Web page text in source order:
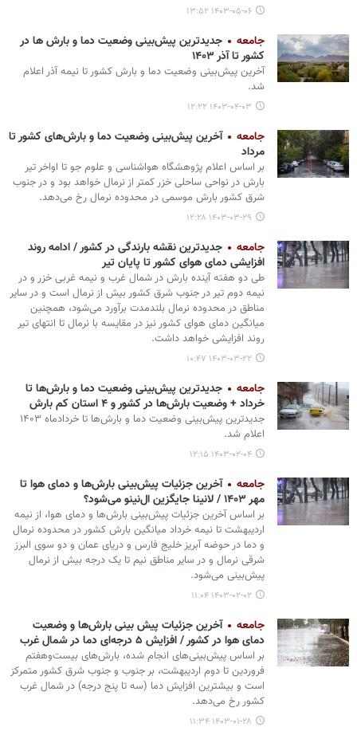
۱۴۰۳-۰۵-۰۶ ۱۳:۵۲
جامعه
جدیدترین پیش‌بینی وضعیت دما و بارش ها در
کشور تا آذر ۱۴۰۳
آخرین پیش‌بینی وضعیت دما و بارش کشور تا نیمه آذر اعلام
شد.
۱۴۰۳-۰۴-۰۳ ۱۲:۲۲
جامعه
آخرین پیش‌بینی وضعیت دما و بارش‌های کشور تا
مرداد
بر اساس اعلام پژوهشگاه هواشناسی و علوم جو تا اواخر تیر
بارش در نواحی ساحلی خزر کمتر از نرمال خواهد بود و در جنوب
شرق کشور بارش موسمی در محدوده نرمال رخ می‌دهد.
۱۴۰۳-۰۳-۲۹ ۱۲:۲۸
جامعه
جدیدترین نقشه بارندگی در کشور / ادامه روند
افزایشی دمای هوای کشور تا پایان تیر
طی دو هفته آینده بارش در شمال ‌غرب و نیمه غربی خزر و در
نیمه دوم تیر در جنوب‌ شرق کشور بیش از نرمال است و در سایر
مناطق در محدوده نرمال بلندمدت برآورد می‌شود، همچنین
میانگین دمای هوای کشور نیز در مقایسه با نرمال تا انتهای تیر
روند افزایشی خواهد داشت.
۱۴۰۳-۰۳-۲۲ ۱۰:۴۷
جامعه
جدیدترین پیش‌بینی وضعیت دما و بارش‌ها تا
خرداد + وضعیت بارش‌ها در کشور و ۴ استان کم‌ بارش
جدیدترین پیش‌بینی وضعیت دما و بارش‌ها تا خردادماه ۱۴۰۳
اعلام شد.
۱۴۰۳-۰۲-۰۴ ۱۲:۱۵
جامعه
آخرین جزئیات پیش‌بینی بارش‌ها و دمای هوا تا
مهر ۱۴۰۳ / لانینا جایگزین ال‌نینو می‌شود؟
بر اساس آخرین جزئیات پیش‌بینی بارش‌ها و دمای هوا، از نیمه
اردیبهشت تا نیمه خرداد میانگین بارش کشور در محدوده نرمال
و دما در حوضه آبریز خلیج فارس و دریای عمان و دو سوی البرز
شرقی نرمال و در سایر مناطق نیم تا یک درجه بیش از نرمال
پیش‌بینی می‌شود.
۱۴۰۳-۰۲-۰۲ ۱۱:۰۴
جامعه
آخرین جزئیات پیش بینی بارش‌ها و وضعیت
دمای هوا در کشور / افزایش ۵ درجه‌ای دما در شمال غرب
بر اساس پیش‌بینی‌های انجام شده، بارش‌های بیست‌وهفتم
فروردین تا دوم اردیبهشت، بر جنوب و جنوب شرق کشور متمرکز
است و بیشترین افزایش دما (سه تا پنج درجه) در شمال غرب
کشور رخ می‌دهد.
۱۴۰۳-۰۱-۲۸ ۱۱:۳۴